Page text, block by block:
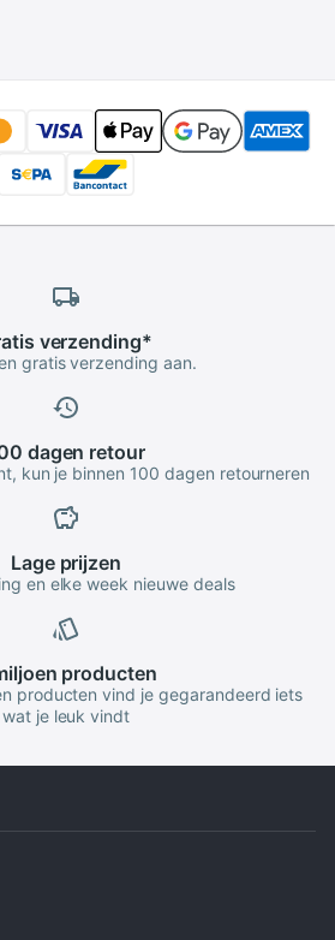
verzending*
gratis verzending aan.
dagen retour
kun je binnen 100 dagen retourneren
Lageprijzen
en elke week nieuwe deals
producten
producten vind je gegarandeerd iets
wat je leuk vindt